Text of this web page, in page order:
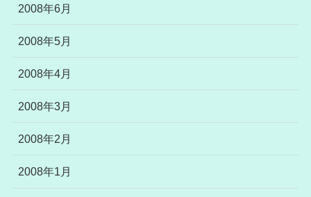
2008年6月
2008年5月
2008年4月
2008年3月
2008年2月
2008年1月